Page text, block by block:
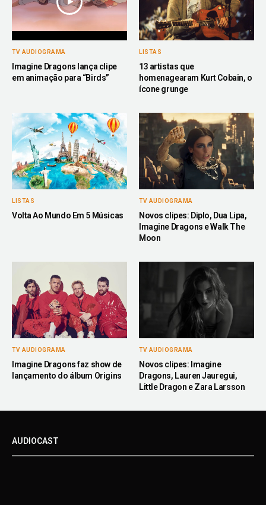
TV AUDIOGRAMA
Imagine Dragons lança clipe
em animação para “Birds”
LISTAS
13 artistas que
homenagearam Kurt Cobain, o
ícone grunge
LISTAS
Volta Ao Mundo Em 5 Músicas
TV AUDIOGRAMA
Novos clipes: Diplo, Dua Lipa,
Imagine Dragons e Walk The
Moon
TV AUDIOGRAMA
Imagine Dragons faz show de
lançamento do álbum Origins
TV AUDIOGRAMA
Novos clipes: Imagine
Dragons, Lauren Jauregui,
Little Dragon e Zara Larsson
AUDIOCAST